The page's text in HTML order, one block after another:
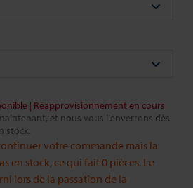
| Réapprovisionnement en cours
et nous vous l'enverrons dès
stock.
votre commande mais la
en stock, ce qui fait 0 pièces. Le
lors de la passation de la